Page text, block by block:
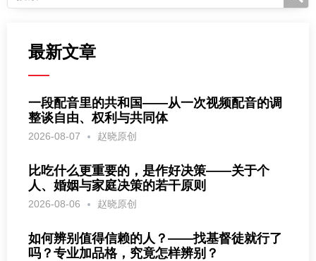
最新文章
一段配音里的共和国——从一次视频配音的调
整谈自由、权利与共同体
2026-08-07 赵晓原创
比吃什么更重要的，是作好决策——关于个
人、婚姻与家庭决策的若干原则
2026-08-06 赵晓原创
如何辨别值得信赖的人？——找基督徒就行了
吗？专业加品格，究竟怎样辨别？